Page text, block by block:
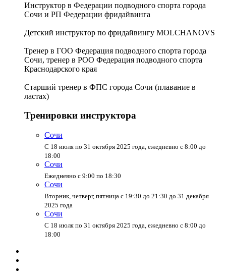
Инструктор в Федерации подводного спорта города
Сочи и РП Федерации фридайвинга
Детский инструктор по фридайвингу MOLCHANOVS
Тренер в ГОО Федерация подводного спорта города
Сочи, тренер в РОО Федерация подводного спорта
Краснодарского края
Старший тренер в ФПС города Сочи (плавание в
ластах)
Тренировки инструктора
Сочи
С 18 июля по 31 октября 2025 года, ежедневно с 8:00 до
18:00
Сочи
Ежедневно с 9:00 по 18:30
Сочи
Вторник, четверг, пятница с 19:30 до 21:30 до 31 декабря
2025 года
Сочи
С 18 июля по 31 октября 2025 года, ежедневно с 8:00 до
18:00